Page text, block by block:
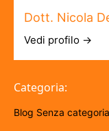
Dott. Nicola
Vedi profilo →
Categoria:
Blog Senza categoria